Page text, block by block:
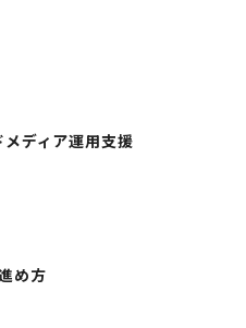
ディア運用支援
め方